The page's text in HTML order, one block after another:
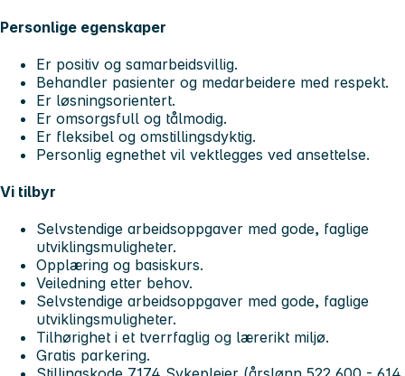
Personlige egenskaper
Er positiv og samarbeidsvillig.
Behandler pasienter og medarbeidere med respekt.
Er løsningsorientert.
Er omsorgsfull og tålmodig.
Er fleksibel og omstillingsdyktig.
Personlig egnethet vil vektlegges ved ansettelse.
Vi tilbyr
Selvstendige arbeidsoppgaver med gode, faglige
utviklingsmuligheter.
Opplæring og basiskurs.
Veiledning etter behov.
Selvstendige arbeidsoppgaver med gode, faglige
utviklingsmuligheter.
Tilhørighet i et tverrfaglig og lærerikt miljø.
Gratis parkering.